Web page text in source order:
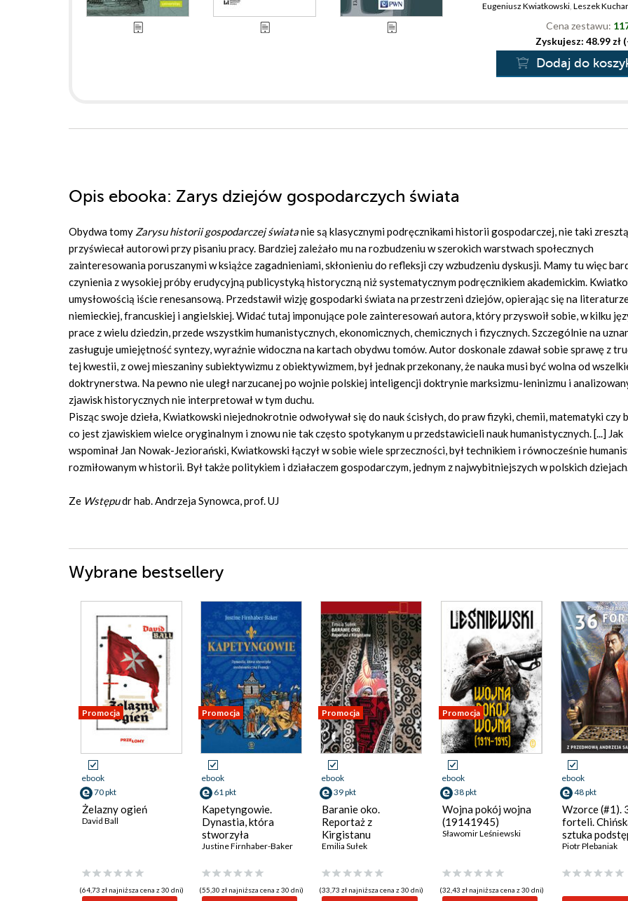
Eugeniusz Kwiatkowski, Leszek
Cena zestawu:
Zyskujesz: 48.99 zł
Dodaj do
Opis ebooka: Zarys dziejów gospodarczych świata
Obydwa tomy Zarysu historii gospodarczej światanie są klasycznymi podręcznikami historii gospodarczej, nie taki
przyświecał autorowi przy pisaniu pracy. Bardziej zależało mu na rozbudzeniu w szerokich warstwach społecznych
zainteresowania poruszanymi w książce zagadnieniami, skłonieniu do refleksji czy wzbudzeniu dyskusji. Mamy tu więc
czynienia z wysokiej próby erudycyjną publicystyką historyczną niż systematycznym podręcznikiem akademickim.
umysłowością iście renesansową. Przedstawił wizję gospodarki świata na przestrzeni dziejów, opierając się na
niemieckiej, francuskiej i angielskiej. Widać tutaj imponujące pole zainteresowań autora, który przyswoił sobie, w kilku
prace z wielu dziedzin, przede wszystkim humanistycznych, ekonomicznych, chemicznych i fizycznych. Szczególnie na
zasługuje umiejętność syntezy, wyraźnie widoczna na kartach obydwu tomów. Autor doskonale zdawał sobie sprawę z
tej kwestii, z owej mieszaniny subiektywizmu z obiektywizmem, był jednak przekonany, że nauka musi być wolna od
doktrynerstwa. Na pewno nie uległ narzucanej po wojnie polskiej inteligencji doktrynie marksizmu-leninizmu i
zjawisk historycznych nie interpretował w tym duchu.
Pisząc swoje dzieła, Kwiatkowski niejednokrotnie odwoływał się do nauk ścisłych, do praw fizyki, chemii, matematyki czy
co jest zjawiskiem wielce oryginalnym i znowu nie tak często spotykanym u przedstawicieli nauk humanistycznych. [...] Jak
wspominał Jan Nowak-Jeziorański, Kwiatkowski łączył w sobie wiele sprzeczności, był technikiem i równocześnie
rozmiłowanym w historii. Był także politykiem i działaczem gospodarczym, jednym z najwybitniejszych w polskich
Ze Wstępudr hab. Andrzeja Synowca, prof. UJ
Wybrane bestsellery
Promocja
ebook
70 pkt
Żelazny ogień
David Ball
(64,73 zł najniższa cena z 30 dni)
Promocja
ebook
61 pkt
Kapetyngowie.
Dynastia, która
stworzyła
średniowieczną
Justine Firnhaber-Baker
(55,30 zł najniższa cena z 30 dni)
Promocja
ebook
39 pkt
Baranie oko.
Reportaż z
Kirgistanu
Emilia Sułek
(33,73 zł najniższa cena z 30 dni)
Promocja
ebook
38 pkt
Wojna pokój wojna
(19141945)
Sławomir Leśniewski
(32,43 zł najniższa cena z 30 dni)
ebook
48 pkt
Wzorce (#1).
forteli.
sztuka
układania
działania
Piotr Plebaniak